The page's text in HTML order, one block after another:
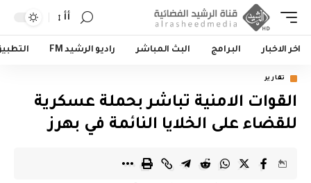
أأ
اخر الاخبار البرامج البث المباشر راديو الرشيد FM
تقارير
القوات الامنية تباشر بحملة عسكرية
للقضاء على الخلايا النائمة في بهرز